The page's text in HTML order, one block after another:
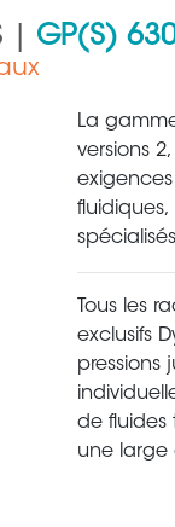
| GP(S)
La
versions
Tous les
exclusifs
pressions
de fluides
une large